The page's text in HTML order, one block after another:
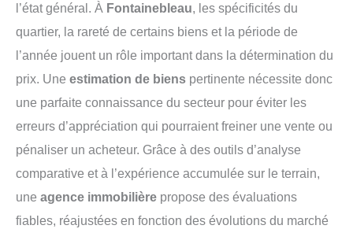
l’état général. À Fontainebleau, les spécificités du
quartier, la rareté de certains biens et la période de
l’année jouent un rôle important dans la détermination du
prix. Une estimation de biens pertinente nécessite donc
une parfaite connaissance du secteur pour éviter les
erreurs d’appréciation qui pourraient freiner une vente ou
pénaliser un acheteur. Grâce à des outils d’analyse
comparative et à l’expérience accumulée sur le terrain,
une agence immobilière propose des évaluations
fiables, réajustées en fonction des évolutions du marché